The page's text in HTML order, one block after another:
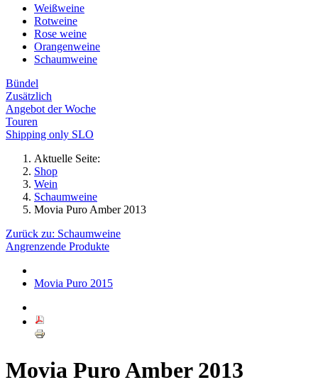
Weißweine
Rotweine
Rose weine
Orangenweine
Schaumweine
Bündel
Zusätzlich
Angebot der Woche
Touren
Shipping only SLO
Aktuelle Seite:
Shop
Wein
Schaumweine
Movia Puro Amber 2013
Zurück zu: Schaumweine
Angrenzende Produkte
Movia Puro 2015
Movia Puro Amber 2013